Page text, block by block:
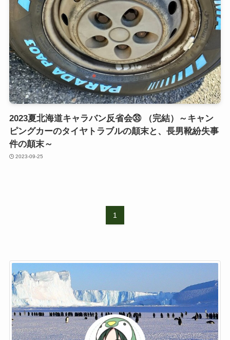
2023夏北海道キャラバン反省会㉝ （完結）～キャン
ピングカーのタイヤトラブルの顛末と、長男靴紛失事
件の顛末～
2023-09-25
1